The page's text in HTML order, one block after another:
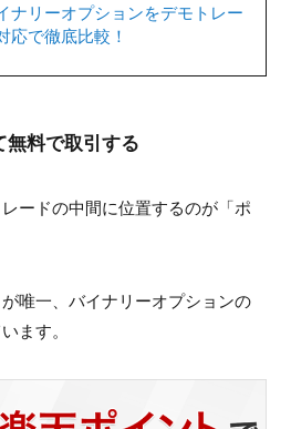
ナリーオプションをデモトレー
応で徹底比較！
無料で取引する
ードの中間に位置するのが「ポ
が唯一、バイナリーオプションの
ます。